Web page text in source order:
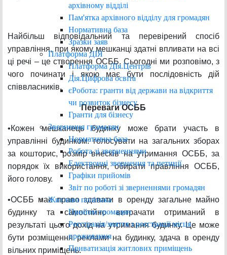
архівному відділі
Пам'ятка архівного відділу для громадян
Нормативна база
Зразки заяв
Платформа ДІЯ
Платформа ДІя.Центрів
Дія.Цифрова освіта
єРобота: гранти від держави на відкриття
чи розвиток бізнесу
Гранти для бізнесу
Звернення громадян
Нормативна база
Робота зі зверненнями
Електронні звернення та петиції
Графіки прийомів
Звіт по роботі зі зверненнями громадян
Житлова політика
Прийом громадян
Реєстрація/зняття з реєстрації місця
проживання
Приватизація житлових приміщень
Найбільш відповідальний та перевірений спосіб
управління, при якому мешканці здатні впливати на всі
ці речі – це створення ОСББ. Сьогодні ми розповімо, з
чого починати і якою має бути послідовність дій
співвласників.
Переваги ОСББ
•Кожен мешканець будинку може брати участь в
управлінні будинком: голосувати на загальних зборах
за кошторис, розмір внесків на утримання ОСББ, за
порядок їх використання, обирати правління ОСББ,
його голову.
•ОСББ має право здавати в оренду загальне майно
будинку та самостійно витрачати отриманий в
результаті цього дохід на утримання будинку. Це може
бути розміщення реклами на будинку, здача в оренду
вільних приміщень.